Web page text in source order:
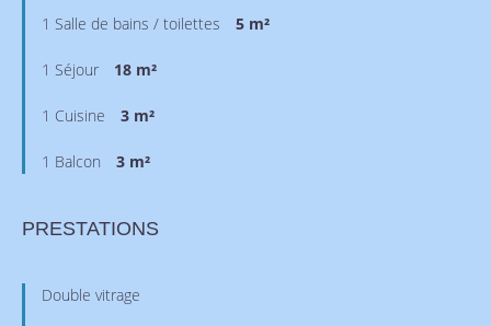
1 Salle de bains / toilettes 5 m²
1 Séjour 18 m²
1 Cuisine 3 m²
1 Balcon 3 m²
PRESTATIONS
Double vitrage